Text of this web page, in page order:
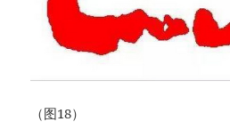
（图18）